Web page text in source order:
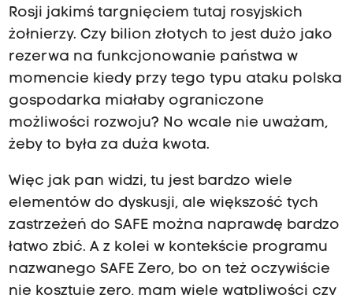
Rosji jakimś targnięciem tutaj rosyjskich
żołnierzy. Czy bilion złotych to jest dużo jako
rezerwa na funkcjonowanie państwa w
momencie kiedy przy tego typu ataku polska
gospodarka miałaby ograniczone
możliwości rozwoju? No wcale nie uważam,
żeby to była za duża kwota.
Więc jak pan widzi, tu jest bardzo wiele
elementów do dyskusji, ale większość tych
zastrzeżeń do SAFE można naprawdę bardzo
łatwo zbić. A z kolei w kontekście programu
nazwanego SAFE Zero, bo on też oczywiście
nie kosztuje zero, mam wiele wątpliwości czy